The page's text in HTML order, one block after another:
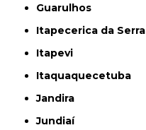
Guarulhos
Itapecerica da Serra
Itapevi
Itaquaquecetuba
Jandira
Jundiaí